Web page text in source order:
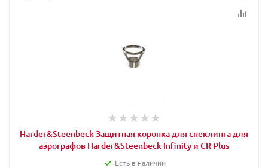
Harder&Steenbeck Защитная коронка для спеклинга для
аэрографов Harder&Steenbeck Infinity и CR Plus
Есть в наличии